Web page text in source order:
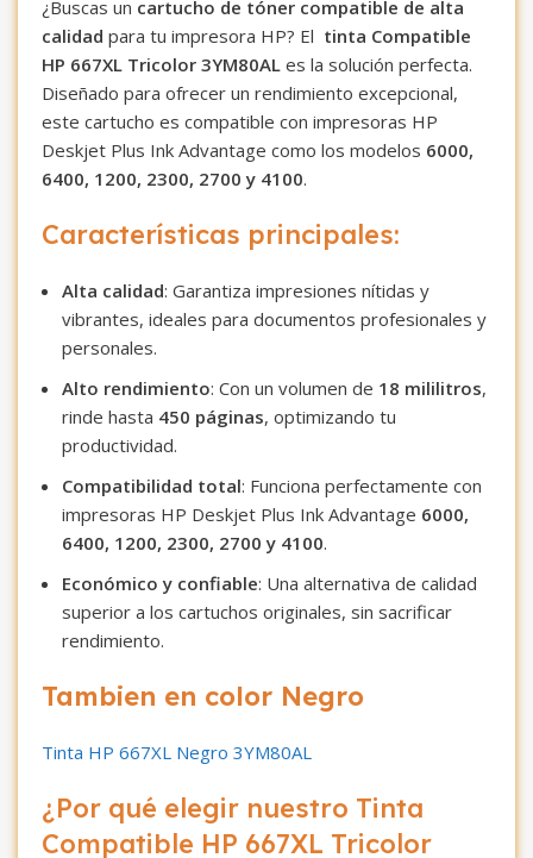
¿Buscas un cartucho de tóner compatible de alta
calidad para tu impresora HP? El tinta Compatible
HP 667XL Tricolor 3YM80AL es la solución perfecta.
Diseñado para ofrecer un rendimiento excepcional,
este cartucho es compatible con impresoras HP
Deskjet Plus Ink Advantage como los modelos 6000,
6400, 1200, 2300, 2700 y 4100.
Características principales:
Alta calidad: Garantiza impresiones nítidas y
vibrantes, ideales para documentos profesionales y
personales.
Alto rendimiento: Con un volumen de 18 mililitros,
rinde hasta 450 páginas, optimizando tu
productividad.
Compatibilidad total: Funciona perfectamente con
impresoras HP Deskjet Plus Ink Advantage 6000,
6400, 1200, 2300, 2700 y 4100.
Económico y confiable: Una alternativa de calidad
superior a los cartuchos originales, sin sacrificar
rendimiento.
Tambien en color Negro
Tinta HP 667XL Negro 3YM80AL
¿Por qué elegir nuestro Tinta
Compatible HP 667XL Tricolor